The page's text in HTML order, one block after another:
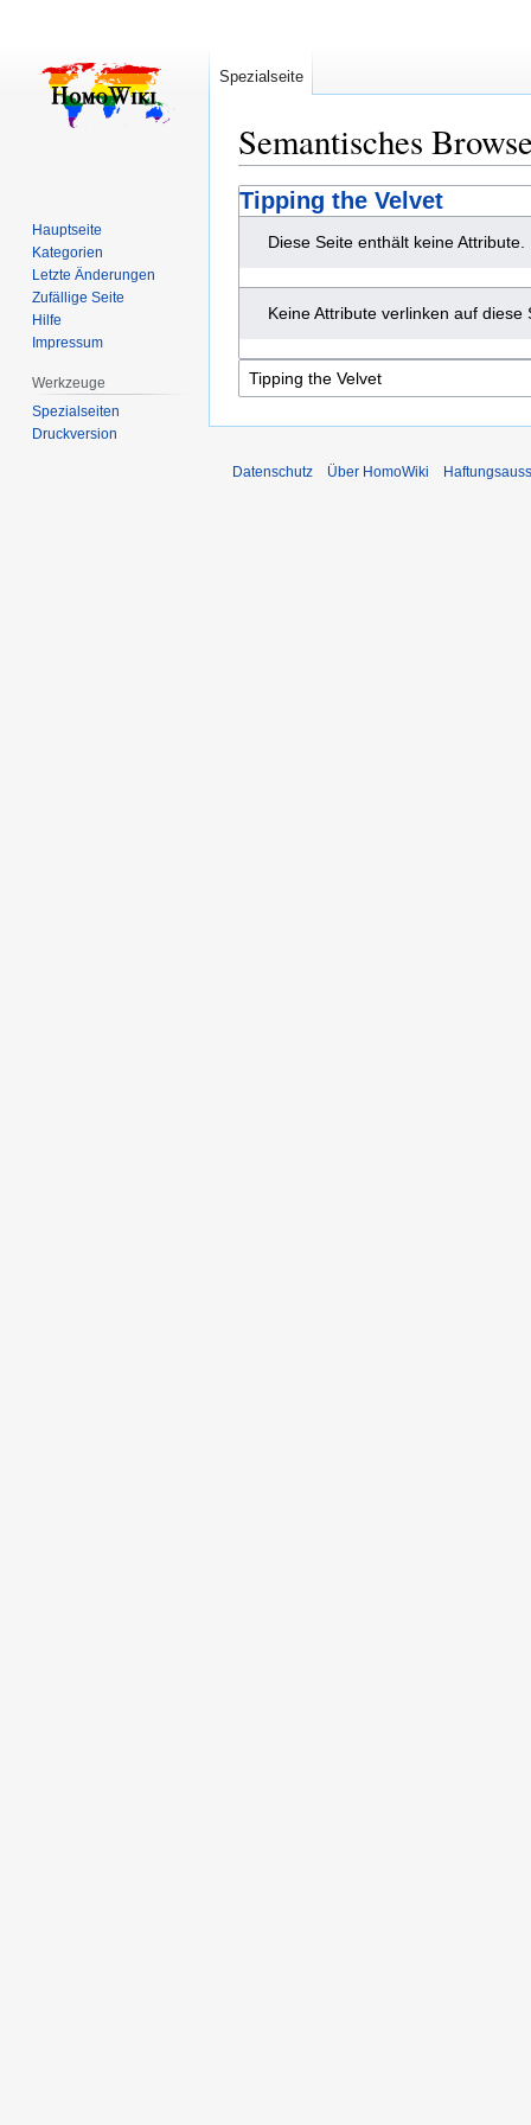
Semantisches
Zur
Navigation
springen
Zur
Suche
springen
Tipping the Velvet
Diese Seite enthält keine Attribute.
Keine Attribute verlinken auf diese
Spezialseite
Hauptseite
Kategorien
Letzte Änderungen
Zufällige Seite
Hilfe
Impressum
Werkzeuge
Spezialseiten
Druckversion
Datenschutz Über HomoWiki